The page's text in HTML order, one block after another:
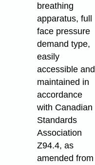
breathing
apparatus, full
face pressure
demand type,
easily
accessible and
maintained in
accordance
with Canadian
Standards
Association
Z94.4, as
amended from